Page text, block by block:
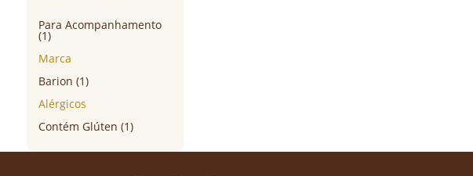
Para Acompanhamento
(1)
Marca
Barion (1)
Alérgicos
Contém Glúten (1)